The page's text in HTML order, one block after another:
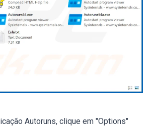
Autoruns, clique em "Options"